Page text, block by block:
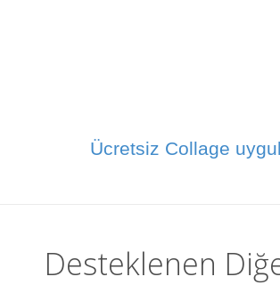
Ücretsiz Collage
Desteklenen